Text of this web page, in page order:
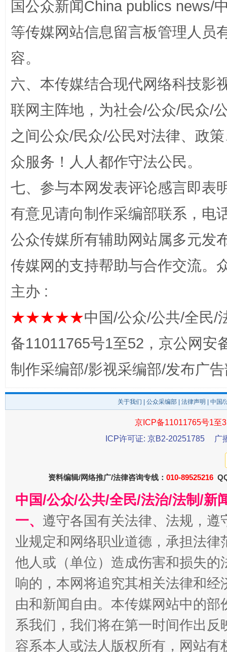
“蜀中异人”王建安的艺术幻境
完善运行机制助力责任有效落实 一纸欠
国公众新闻China publics news/
等传媒网站信息留言板管理人员
容。
六、本传媒结合现代网络科技影
联网主阵地，为社会/公众/民众/
之间公众/民众/公民对法律、政
众服务！人人都作守法公民。
七、参与本网发表评论感言即表
有意见请向制作采编部联系，电
公众传媒所有辅助网站属多元发
传媒网的支持帮助与合作交流。
主办 :
★★★★★中国/公众/公共/全民/
备11011765号1至52，京公网安
制作采编部/影视采编部/发布广
关于我们 公众采编部 法律声明 | 中国
京ICP备11011765号1至
ICP许可证: 京B2-20251785
广
资料编辑/网络推广/法律咨询专线： 010-89525216
中国/公众/公共/全民/法治/法制/新
一、 遵守各国有关法律、法规，
业规定和网络职业道德，承担法
他人或（单位）造成伤害和损失
响的，本网将追究其相关法律和
由和新闻自由。本传媒网站中的
系我们，我们将在第一时间作出
容系本人或法人版权所有，网站